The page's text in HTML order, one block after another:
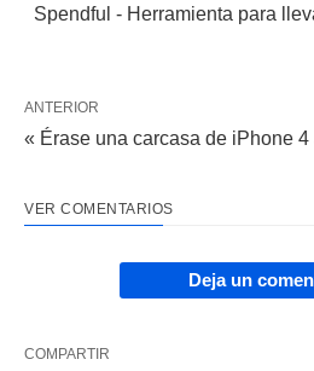
Spendful - Herramienta para
ANTERIOR
« Érase una carcasa de iPhone
VER COMENTARIOS
Deja un
COMPARTIR